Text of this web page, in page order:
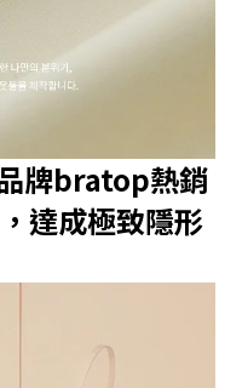
牌bratop熱銷
達成極致隱形